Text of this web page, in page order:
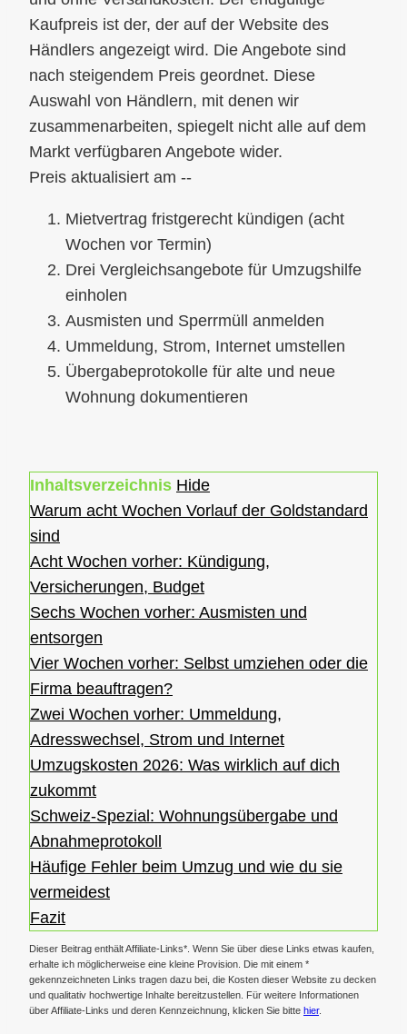
--
Mietvertrag fristgerecht kündigen (acht
Wochen vor Termin)
Drei Vergleichsangebote für Umzugshilfe
einholen
Ausmisten und Sperrmüll anmelden
Ummeldung, Strom, Internet umstellen
Übergabeprotokolle für alte und neue
Wohnung dokumentieren
Inhaltsverzeichnis Hide
Warum acht Wochen Vorlauf der Goldstandard
sind
Acht Wochen vorher: Kündigung,
Versicherungen, Budget
Sechs Wochen vorher: Ausmisten und
entsorgen
Vier Wochen vorher: Selbst umziehen oder die
Firma beauftragen?
Zwei Wochen vorher: Ummeldung,
Adresswechsel, Strom und Internet
Umzugskosten 2026: Was wirklich auf dich
zukommt
Schweiz-Spezial: Wohnungsübergabe und
Abnahmeprotokoll
Häufige Fehler beim Umzug und wie du sie
vermeidest
Fazit
Dieser Beitrag enthält Affiliate-Links*. Wenn Sie über diese Links etwas kaufen,
erhalte ich möglicherweise eine kleine Provision. Die mit einem *
gekennzeichneten Links tragen dazu bei, die Kosten dieser Website zu decken
und qualitativ hochwertige Inhalte bereitzustellen. Für weitere Informationen
über Affiliate-Links und deren Kennzeichnung, klicken Sie bitte hier.